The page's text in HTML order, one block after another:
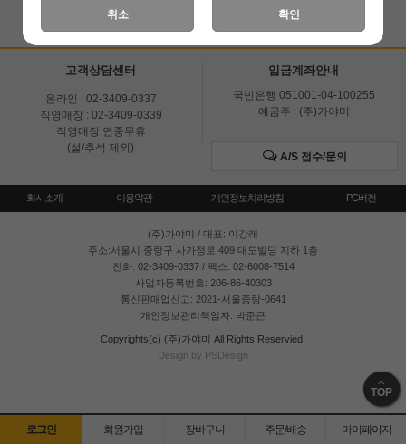
고객상담센터
온라인 : 02-3409-0337
직영매장 : 02-3409-0339
직영매장 연중무휴
(설/추석 제외)
입금계좌안내
국민은행 051001-04-100255
예금주 : (주)가야미
A/S 접수/문의
회사소개 이용약관 개인정보처리방침 PC버전
(주)가야미 / 대표: 이강래
주소:서울시 중랑구 사가정로 409 대도빌딩 지하 1층
전화: 02-3409-0337 / 팩스: 02-6008-7514
사업자등록번호: 206-86-40303
통신판매업신고: 2021-서울중랑-0641
개인정보관리책임자: 박준근
Copyrights(c) (주)가야미 All Rights Reservied.
Design by PSDesign
TOP
로그인 회원가입 장바구니 주문/배송 마이페이지
취소 확인